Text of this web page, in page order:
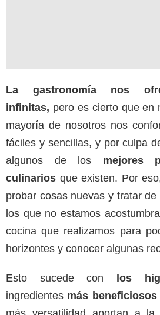
La gastronomía nos
infinitas, pero es cierto que en
mayoría de nosotros nos
fáciles y sencillas, y por culpa
algunos de los mejores
culinarios que existen. Por
probar cosas nuevas y tratar
los que no estamos
cocina que realizamos para
horizontes y conocer algunas
Esto sucede con los
ingredientes más